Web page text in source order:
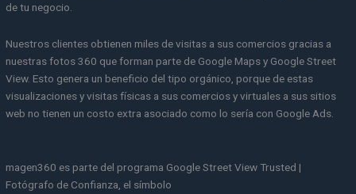
de tu negocio.
Nuestros clientes obtienen miles de visitas a sus comercios gracias a
nuestras fotos 360 que forman parte de Google Maps y Google Street
View. Esto genera un beneficio del tipo orgánico, porque de estas
visualizaciones y visitas físicas a sus comercios y virtuales a sus sitios
web no tienen un costo extra asociado como lo sería con Google Ads.
magen360 es parte del programa Google Street View Trusted |
Fotógrafo de Confianza, el símbolo